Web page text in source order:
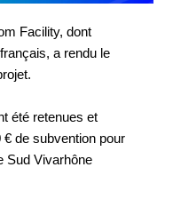
Facility, dont
a rendu le
été retenues et
de subvention pour
Sud Vivarhône